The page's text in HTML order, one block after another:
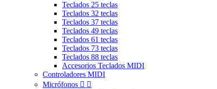
Teclados 25 teclas
Teclados 32 teclas
Teclados 37 teclas
Teclados 49 teclas
Teclados 61 teclas
Teclados 73 teclas
Teclados 88 teclas
Accesorios Teclados MIDI
Controladores MIDI
Micrófonos  